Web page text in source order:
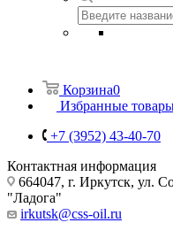
Корзина0
Избранные
+7 (3952) 43-40-70
Контактная информация
664047, г. Иркутск, ул.
"Ладога"
irkutsk@css-oil.ru